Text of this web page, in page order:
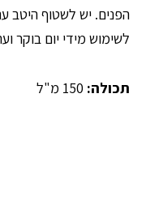
הפנים. יש לשטוף היטב
לשימוש מידי יום בוקר
תכולה: